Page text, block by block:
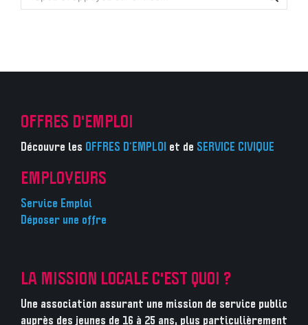
OFFRES D'EMPLOI
Découvre les OFFRES D’EMPLOI et de SERVICE CIVIQUE
EMPLOYEURS
Service Emploi
Déposer une offre
LA MISSION LOCALE C'EST QUOI ?
Une association assurant une mission de service public
auprès des jeunes de 16 à 25 ans, plus particulièrement